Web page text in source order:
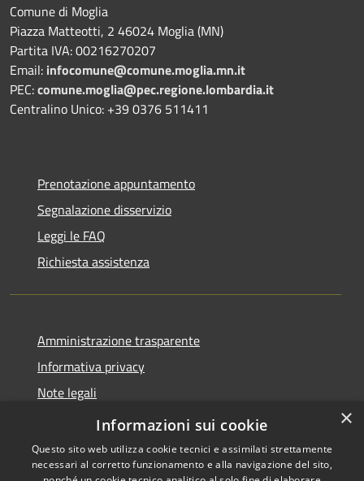
Comune di Moglia
Piazza Matteotti, 2 46024 Moglia (MN)
Partita IVA: 00216270207
Email: infocomune@comune.moglia.mn.it
PEC:comune.moglia@pec.regione.lombardia.it
Centralino Unico: +39 0376 511411
Prenotazione appuntamento
Segnalazione disservizio
Leggi le FAQ
Richiesta assistenza
Amministrazione trasparente
Informativa privacy
Note legali
Dichiarazione di accessibilità
×
Informazioni sui cookie
Questo sito web utilizza cookie tecnici e assimilati strettamente
necessari al corretto funzionamento e alla navigazione del sito,